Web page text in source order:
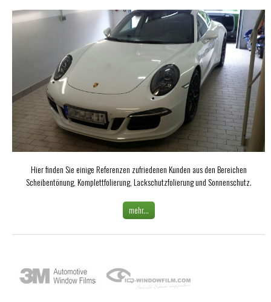
Hier finden Sie einige Referenzen zufriedenen Kunden aus den Bereichen
Scheibentönung, Komplettfolierung, Lackschutzfolierung und Sonnenschutz.
mehr...